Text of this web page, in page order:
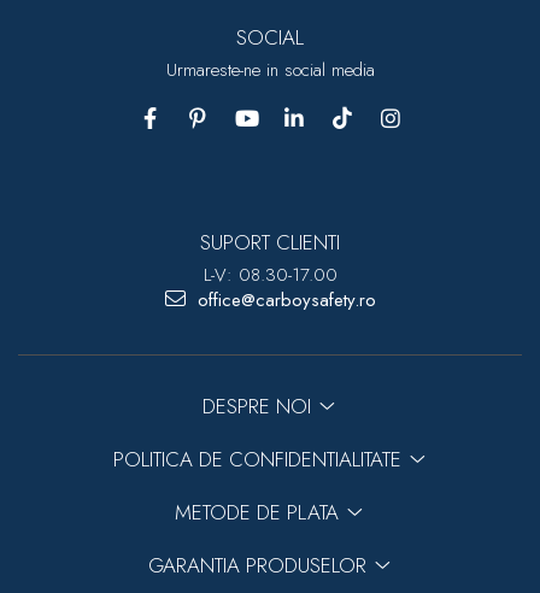
SOCIAL
Urmareste-ne in social media
SUPORT CLIENTI
L-V: 08.30-17.00
office@carboysafety.ro
DESPRE NOI
POLITICA DE CONFIDENTIALITATE
METODE DE PLATA
GARANTIA PRODUSELOR